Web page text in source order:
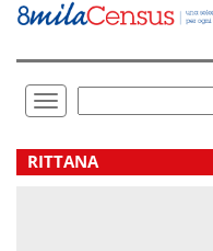
Vai
direttamente
Toggle
navigation
.
RITTANA